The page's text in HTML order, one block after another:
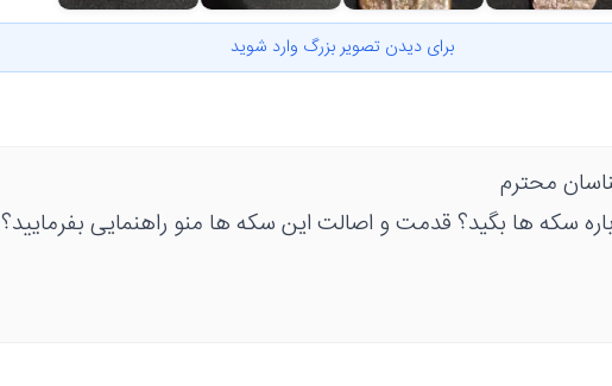
برای دیدن تصویر بزرگ وارد شوید
محترم
سکه ها بگید؟ قدمت و اصالت این سکه ها منو راهنمایی بفرمایید؟